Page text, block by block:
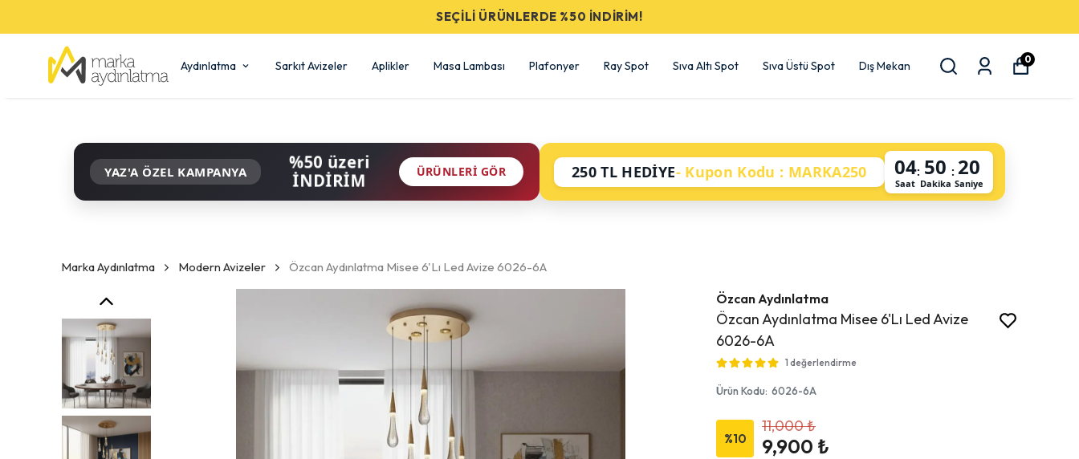
SEÇİLİ ÜRÜNLERDE %50 İNDİRİM!
Aydınlatma Sarkıt Avizeler Aplikler Masa Lambası Plafonyer Ray Spot Sıva Altı Spot Sıva Üstü Spot Dış Mekan 0
YAZ'A ÖZEL KAMPANYA %50 üzeri
İNDİRİM ÜRÜNLERI GÖR 250 TL HEDİYE- Kupon Kodu : MARKA250 04
Saat
: 50
Dakika
: 19
Saniye
Marka Aydınlatma Modern Avizeler Özcan Aydınlatma Misee 6'Lı Led Avize 6026-6A
Özcan Aydınlatma
Özcan Aydınlatma Misee 6'Lı Led Avize
6026-6A
1 değerlendirme
Ürün Kodu: 6026-6A
%10
11,000 ₺
9,900 ₺